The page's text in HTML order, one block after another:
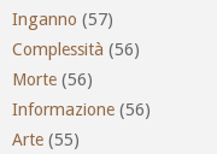
Inganno (57)
Complessità (56)
Morte (56)
Informazione (56)
Arte (55)